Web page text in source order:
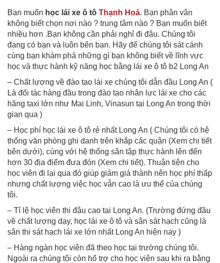
Bạn muốn học lái xe ô tô Thạnh Hoá. Bạn phân vân
không biết chọn nơi nào ? trung tâm nào ? Bạn muốn biết
nhiều hơn .Bạn không cần phải nghỉ đi đâu. Chúng tôi
đang có bạn và luôn bên bạn. Hãy để chúng tôi sát cánh
cùng bạn khám phá những gì bạn không biết về lĩnh vực
học và thực hành kỹ năng học bằng lái xe ô tô b2 Long An
– Chất lượng về đào tạo lái xe chúng tôi dẫn đầu Long An (
Là đối tác hàng đầu trong đào tạo nhân lực lái xe cho các
hãng taxi lớn như Mai Linh, Vinasun tại Long An trong thời
gian qua )
– Học phí học lái xe ô tô rẻ nhất Long An ( Chúng tôi có hệ
thống văn phòng ghi danh trên khắp các quận (Xem chi tiết
bên dưới), cùng với hệ thống sân tập thực hành lên đến
hơn 30 địa điểm đưa đón (Xem chi tiết). Thuận tiện cho
học viên đi lại qua đó giúp giảm giá thành nên học phí thấp
nhưng chất lượng việc học vẫn cao là ưu thế của chúng
tôi.
– Tỉ lệ học viên thi đậu cao tại Long An. (Trường đứng đầu
về chất lượng dạy, học lái xe ô tô và sân sát hạch cũng là
sân thi sát hạch lái xe lớn nhất Long An hiện nay )
– Hàng ngàn học viên đã theo học tại trường chúng tôi.
Ngoài ra chúng tôi còn hổ trợ cho học viên sau khi ra bằng